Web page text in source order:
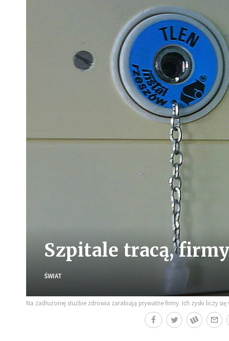
Szpitale tracą,
ŚWIAT
Na zadłużonej służbie zdrowia zarabiają prywatne firmy. Ich zyski liczy